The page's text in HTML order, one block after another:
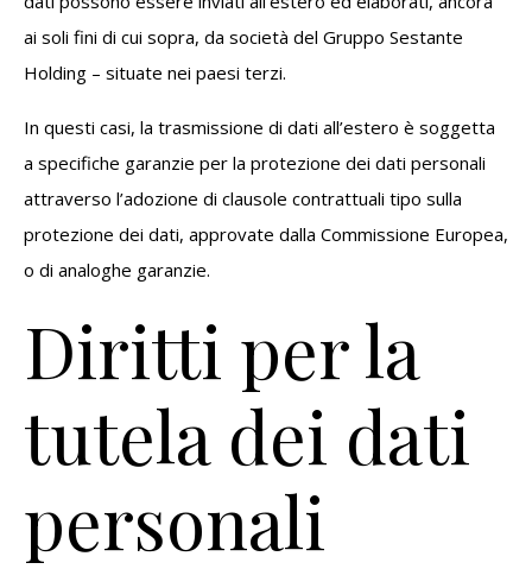
ai soli fini di cui sopra, da società del Gruppo Sestante
Holding – situate nei paesi terzi.
In questi casi, la trasmissione di dati all’estero è soggetta
a specifiche garanzie per la protezione dei dati personali
attraverso l’adozione di clausole contrattuali tipo sulla
protezione dei dati, approvate dalla Commissione Europea,
o di analoghe garanzie.
Diritti per la
tutela dei dati
personali